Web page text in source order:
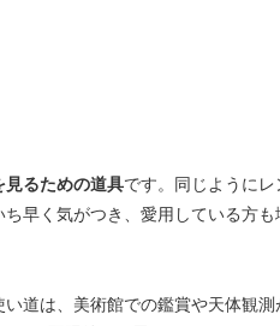
見るための道具です。同じように
早く気がつき、愛用している方も
い道は、美術館での鑑賞や天体観測